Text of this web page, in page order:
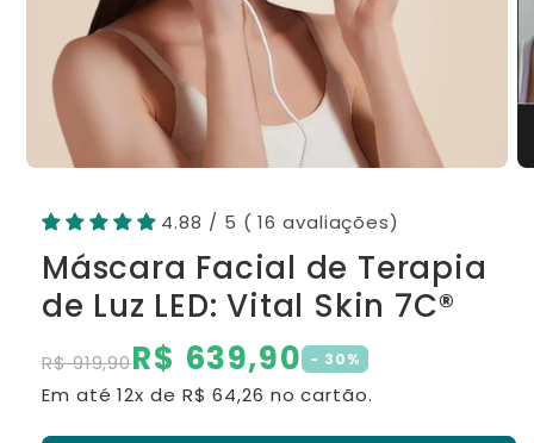
4.88 / 5 ( 16 avaliações)
Máscara Facial de Terapia
de Luz LED: Vital Skin 7C®
Preço
normal
R$ 639,90Preço
de
R$ 919,90 - 30%
Em até 12x de R$ 64,26 no cartão.